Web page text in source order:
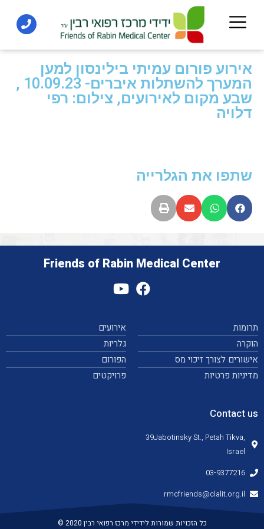
אירוע פורום עמיתי בילינסון למען
המערך להשתלות איברים- 10.09.23 ,
שבע מקום לאירועים, צילום: רפי
דלויה
שתפו את הגלרייה
Friends of Rabin Medical Center
תרומות
הוקרה
אישורים לצורך זיכוי מס
מדיניות פרטיות
אירועים
גלריות
הפורום
פרויקטים
Contact us
39Jabotinsky St., Petah Tikva,
Israel
03-9377216
rmcfriends@clalit.org.il
כל הזכויות שמורות לידידי מרכז רפואי רבין 2020 ©